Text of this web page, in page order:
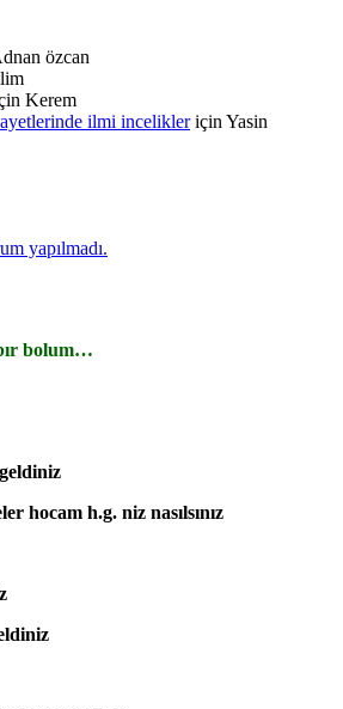
özcan
Kerem
ilmi incelikleriçin Yasin
yapılmadı.
bolum…
hocam h.g. niz nasılsınız